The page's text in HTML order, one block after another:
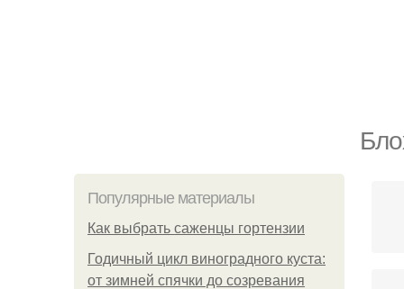
Популярные материалы
Как выбрать саженцы гортензии
Годичный цикл виноградного куста:
от зимней спячки до созревания